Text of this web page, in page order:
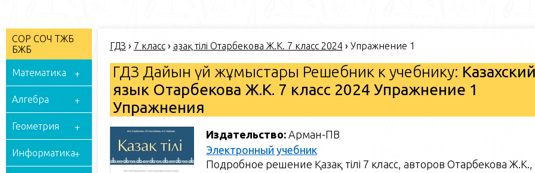
СОР СОЧ ТЖБ
БЖБ
Математика
Алгебра
Геометрия
Информатика
ГДЗ › 7 класс› Қазақ тілі Отарбекова Ж.К. 7 класс 2024› Упражнение 1
ГДЗ Дайын үй жұмыстары Решебник к учебнику:
язык Отарбекова Ж.К. 7 класс 2024 Упражнение 1
Упражнения
Издательство:Арман-ПВ
Электронный учебник
Подробное решение Қазақ тілі 7 класс, авторов Отарбекова Ж.К.,